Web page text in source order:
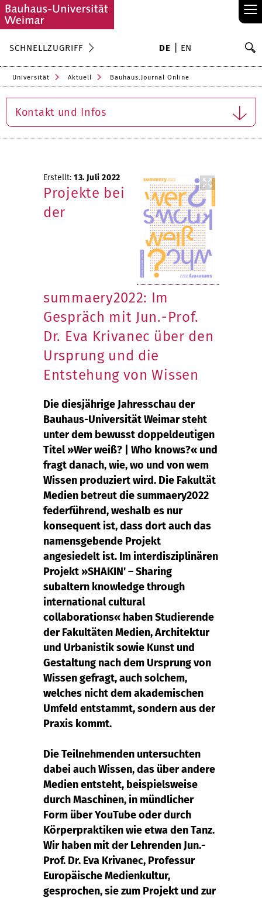
≡
SCHNELLZUGRIFF DE EN
Universität Aktuell Bauhaus.Journal Online
Kontakt und Infos
Erstellt: 13. Juli 2022
Projekte bei
der
summaery2022: Im
Gespräch mit Jun.-Prof.
Dr. Eva Krivanec über den
Ursprung und die
Entstehung von Wissen
Die diesjährige Jahresschau der
Bauhaus-Universität Weimar steht
unter dem bewusst doppeldeutigen
Titel »Wer weiß? | Who knows?« und
fragt danach, wie, wo und von wem
Wissen produziert wird. Die Fakultät
Medien betreut die summaery2022
federführend, weshalb es nur
konsequent ist, dass dort auch das
namensgebende Projekt
angesiedelt ist. Im interdisziplinären
Projekt »SHAKIN' – Sharing
subaltern knowledge through
international cultural
collaborations« haben Studierende
der Fakultäten Medien, Architektur
und Urbanistik sowie Kunst und
Gestaltung nach dem Ursprung von
Wissen gefragt, auch solchem,
welches nicht dem akademischen
Umfeld entstammt, sondern aus der
Praxis kommt.
Die Teilnehmenden untersuchten
dabei auch Wissen, das über andere
Medien entsteht, beispielsweise
durch Maschinen, in mündlicher
Form über YouTube oder durch
Körperpraktiken wie etwa den Tanz.
Wir haben mit der Lehrenden Jun.-
Prof. Dr. Eva Krivanec, Professur
Europäische Medienkultur,
gesprochen, sie zum Projekt und zur